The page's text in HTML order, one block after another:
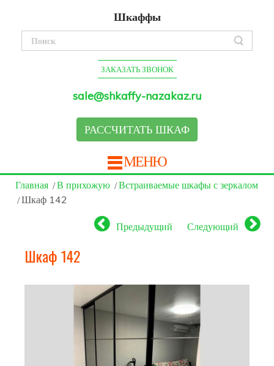
Шкаффы
ЗАКАЗАТЬ ЗВОНОК
sale@shkaffy-nazakaz.ru
РАССЧИТАТЬ ШКАФ
МЕНЮ
Главная В прихожую
Встраиваемые шкафы с зеркалом
Шкаф 142
Предыдущий Следующий
Шкаф 142